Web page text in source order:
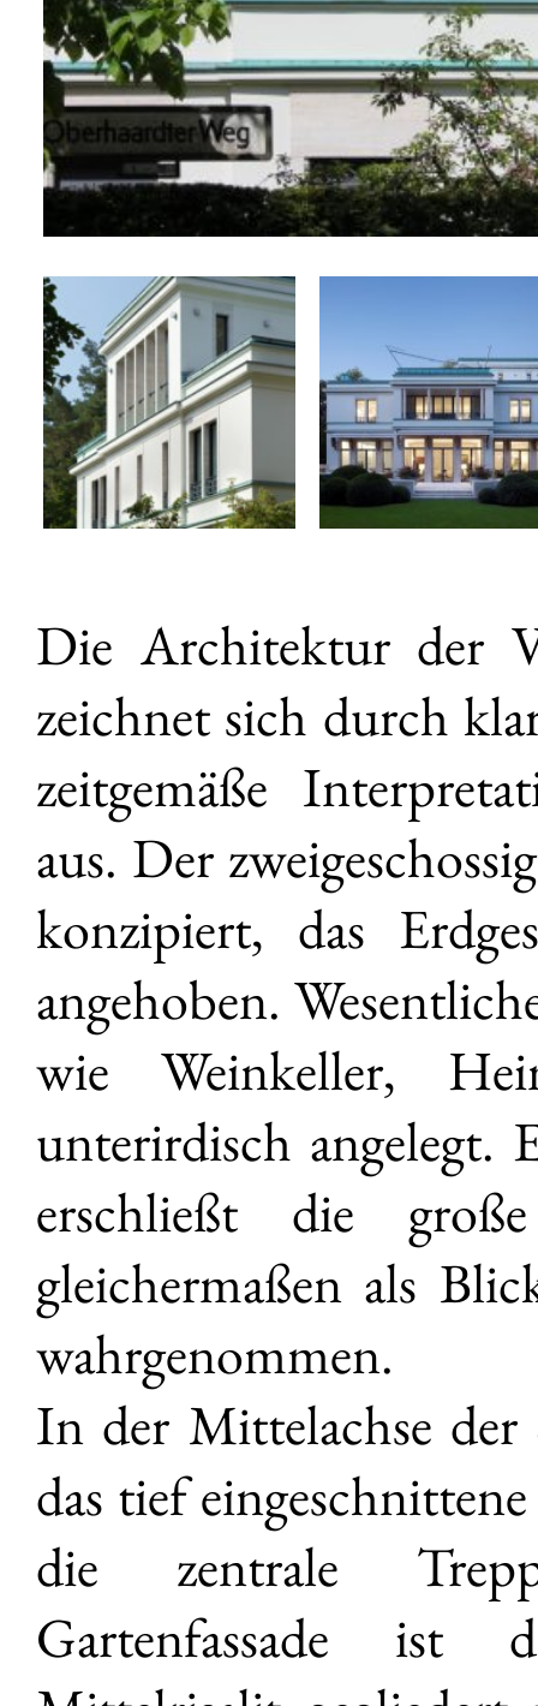
Die Architektur der
zeichnet sich durch
zeitgemäße
aus. Der
konzipiert, das
angehoben.
wie Weinkeller,
unterirdisch angelegt.
erschließt die
gleichermaßen als
wahrgenommen.
In der Mittelachse der
das tief
die zentrale
Gartenfassade ist